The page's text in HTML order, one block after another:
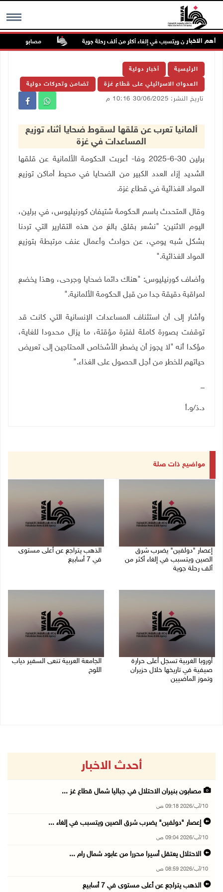
MENU أهم الاخبار
شرق الصين ويتسبب في إلغاء أكثر من ألف رحلة جوية مصابون بنيران
الرئيسية أخبار دولية
العدوان الاسرائيلي على قطاع غزة تضامن وتحركات دولية
تاريخ النشر: 30/06/2025 10:16 م
ألمانيا تعرب عن قلقها لسقوط ضحايا أثناء توزيع
المساعدات في غزة
برلين 30-6-2025 وفا- أعربت الحكومة الألمانية عن قلقها
الشديد إزاء العدد الكبير من الضحايا في محيط أماكن توزيع
المواد الغذائية في قطاع غزة.
وقال المتحدث باسم الحكومة شتيفان كورنيليوس، في برلين،
اليوم الاثنين: "نشعر بقلق بالغ من هذه التقارير التي تردنا
بشكل شبه يومي، عن حوادث وأعمال عنف مرتبطة بتوزيع
المواد الغذائية".
وأضاف كورنيليوس: "هناك دائما ضحايا وجرحى، وهذا يخضع
لمراقبة دقيقة جدا من قبل الحكومة الألمانية".
وأشار إلى أن استئناف المساعدات الإنسانية التي كانت قد
توقفت بصورة كاملة لفترة مؤقتة، ما يزال محدودا للغاية،
مؤكدا أنه "لا يجوز أن يضطر الأشخاص المحتاجين إلى تعريض
حياتهم للخطر من أجل الحصول على الغذاء".
د.ذ/و.أ
مواضيع ذات صلة
إعصار "دولفين" يضرب شرق
الصين ويتسبب في إلغاء أكثر من
ألف رحلة جوية
الذهب يتراجع عن أعلى مستوى
في 7 أسابيع
أوروبا الغربية تسجل أعلى حرارة
صيفية في تاريخها خلال حزيران
وتموز الماضيين
الجامعة العربية تنعى السفير دياب
اللوح
أحدث الاخبار
مصابون بنيران الاحتلال في جباليا شمال قطاع غز ...
10/آب/2026 09:18 ص
إعصار "دولفين" يضرب شرق الصين ويتسبب في إلغاء ...
10/آب/2026 09:04 ص
الاحتلال يعتقل أسيرا محررا من عابود شمال رام ...
10/آب/2026 08:59 ص
الذهب يتراجع عن أعلى مستوى في 7 أسابيع